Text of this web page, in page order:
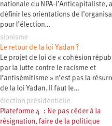
nationale du NPA-l’Anticapitaliste,
définir les orientations de
pour l’élection…
sionisme
Le retour de la loi Yadan ?
Le projet de loi de « cohésion
par la lutte contre le racisme et
l’antisémitisme » n’est pas la
de la loi Yadan. Il faut le…
élection présidentielle
Plateforme 4 : Ne pas céder à la
résignation, faire de la politique